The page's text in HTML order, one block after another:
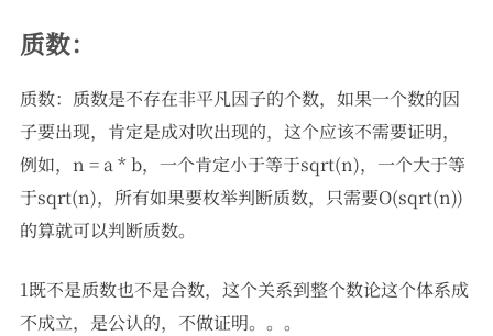
质数：
质数：质数是不存在非平凡因子的个数，如果一个数的因
子要出现，肯定是成对吹出现的，这个应该不需要证明，
例如，n = a * b，一个肯定小于等于sqrt(n)，一个大于等
于sqrt(n)，所有如果要枚举判断质数，只需要O(sqrt(n))
的算就可以判断质数。
1既不是质数也不是合数，这个关系到整个数论这个体系成
不成立，是公认的，不做证明。。。